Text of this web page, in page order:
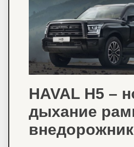
HAVAL H5 –
дыхание